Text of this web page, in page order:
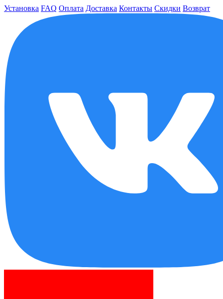
Установка FAQ Оплата Доставка Контакты Скидки Возврат